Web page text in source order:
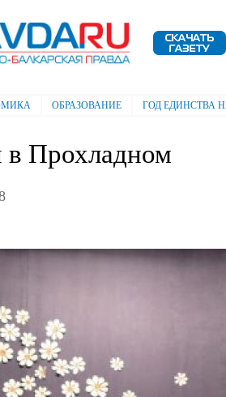
ОБРАЗОВАНИЕ ГОД ЕДИНСТВА
в Прохладном